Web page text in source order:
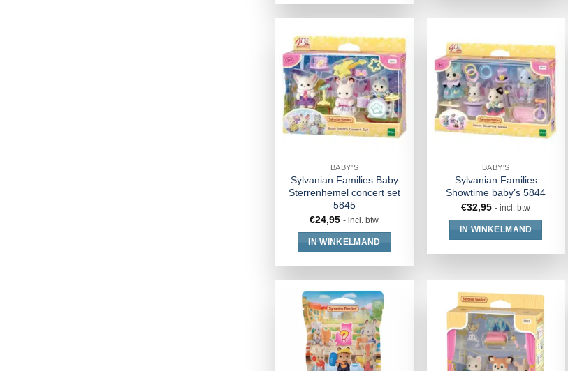
BABY'S
Sylvanian Families Baby
Sterrenhemel concert set
5845
€24,95 - incl. btw
IN WINKELMAND
BABY'S
Sylvanian Families
Showtime baby’s 5844
€32,95 - incl. btw
IN WINKELMAND